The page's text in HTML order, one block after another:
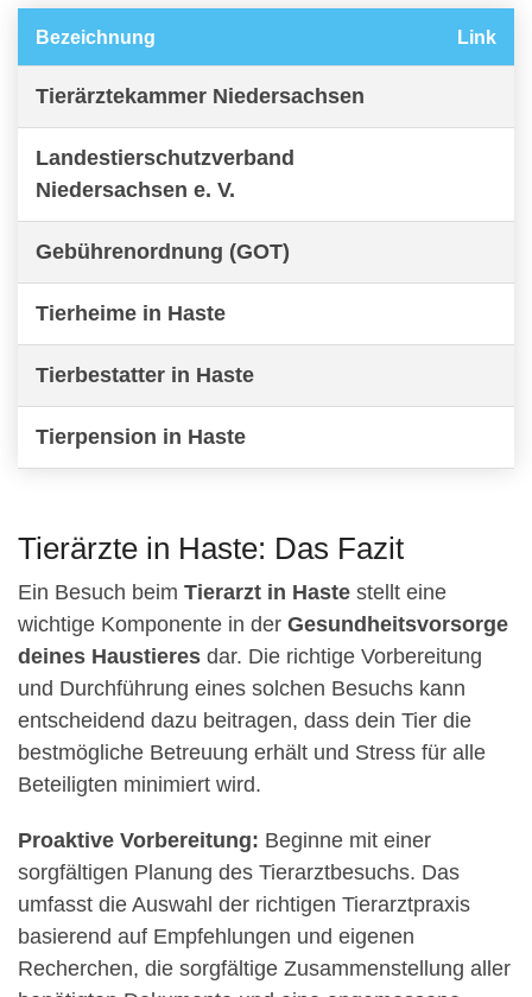
Bezeichnung Link
Tierärztekammer Niedersachsen
Landestierschutzverband
Niedersachsen e. V.
Gebührenordnung (GOT)
Tierheime in Haste
Tierbestatter in Haste
Tierpension in Haste
Tierärzte in Haste: Das Fazit
Ein Besuch beim Tierarzt in Haste stellt eine
wichtige Komponente in der Gesundheitsvorsorge
deines Haustieres dar. Die richtige Vorbereitung
und Durchführung eines solchen Besuchs kann
entscheidend dazu beitragen, dass dein Tier die
bestmögliche Betreuung erhält und Stress für alle
Beteiligten minimiert wird.
Proaktive Vorbereitung: Beginne mit einer
sorgfältigen Planung des Tierarztbesuchs. Das
umfasst die Auswahl der richtigen Tierarztpraxis
basierend auf Empfehlungen und eigenen
Recherchen, die sorgfältige Zusammenstellung aller